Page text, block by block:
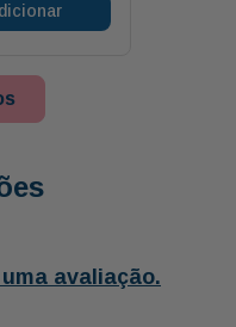
avaliação.